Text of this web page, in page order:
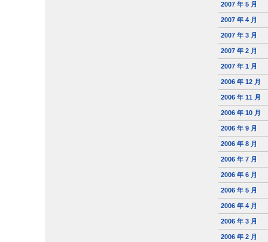
2007 年 5 月
2007 年 4 月
2007 年 3 月
2007 年 2 月
2007 年 1 月
2006 年 12 月
2006 年 11 月
2006 年 10 月
2006 年 9 月
2006 年 8 月
2006 年 7 月
2006 年 6 月
2006 年 5 月
2006 年 4 月
2006 年 3 月
2006 年 2 月